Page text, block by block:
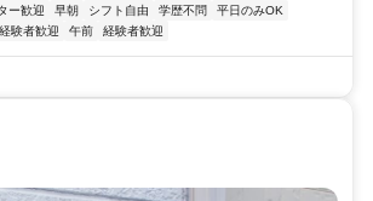
ー歓迎 早朝 シフト自由 学歴不問
平日のみOK
験者歓迎 午前 経験者歓迎